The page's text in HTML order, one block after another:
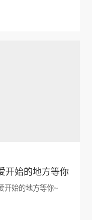
开始的地方等你
开始的地方等你~